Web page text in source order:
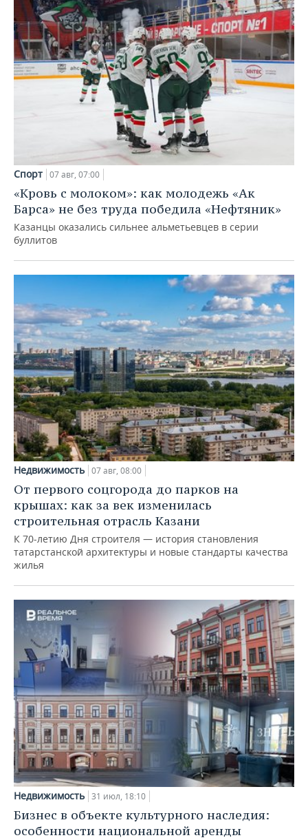
Спорт 07 авг, 07:00
«Кровь с молоком»: как молодежь «Ак
Барса» не без труда победила «Нефтяник»
Казанцы оказались сильнее альметьевцев в серии
буллитов
Недвижимость 07 авг, 08:00
От первого соцгорода до парков на
крышах: как за век изменилась
строительная отрасль Казани
К 70-летию Дня строителя — история становления
татарстанской архитектуры и новые стандарты качества
жилья
Недвижимость 31 июл, 18:10
Бизнес в объекте культурного наследия:
особенности национальной аренды